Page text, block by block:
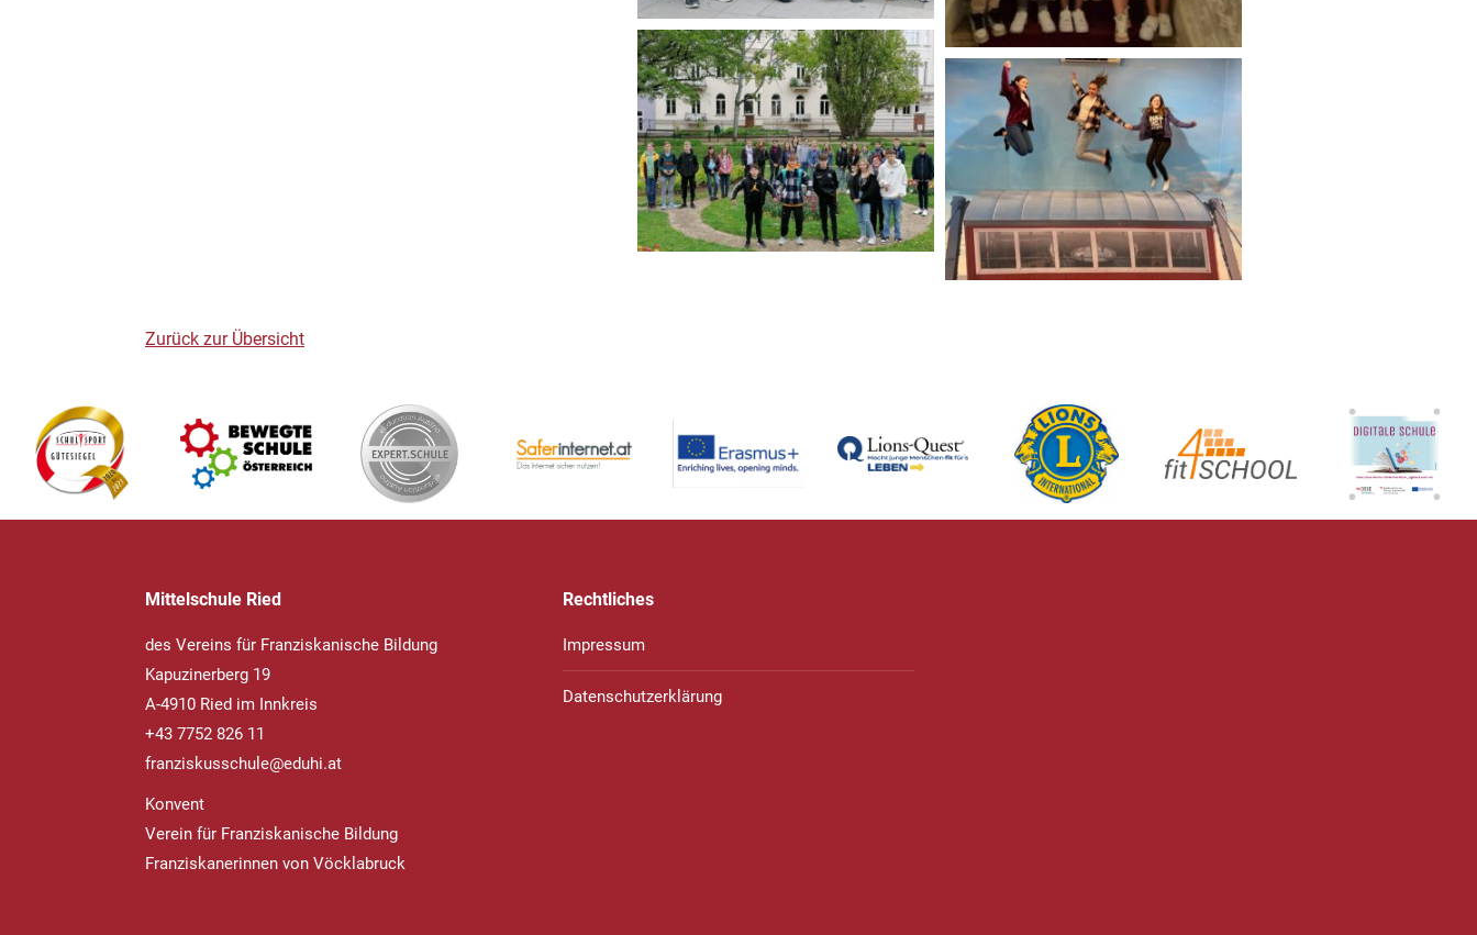
Zurück zur Übersicht
Mittelschule Ried
des Vereins für Franziskanische Bildung
Kapuzinerberg 19
A-4910 Ried im Innkreis
+43 7752 826 11
franziskusschule@eduhi.at
Konvent
Verein für Franziskanische Bildung
Franziskanerinnen von Vöcklabruck
Rechtliches
Impressum
Datenschutzerklärung